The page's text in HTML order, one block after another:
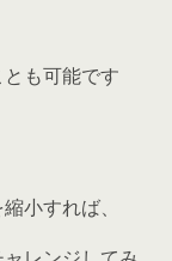
も可能です
小すれば、